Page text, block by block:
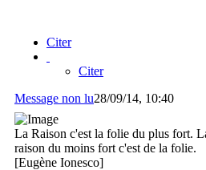
Citer
Citer
Message non lu28/09/14, 10:40
La Raison c'est la folie du plus fort.
raison du moins fort c'est de la folie.
[Eugène Ionesco]